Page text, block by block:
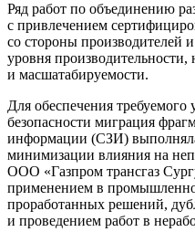
Ряд работ по объединению
с привлечением
со стороны производителей
уровня производительности,
и масшатабируемости.
Для обеспечения
безопасности миграция
информации (СЗИ)
минимизации влияния на
ООО «Газпром трансгаз
применением в
проработанных решений,
и проведением работ в